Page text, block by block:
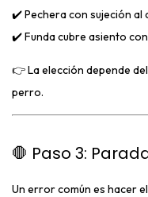
✔️ Pechera con sujeción al
✔️ Funda cubre asiento
👉 La elección depende
perro.
🛑 Paso 3:
Un error común es hacer